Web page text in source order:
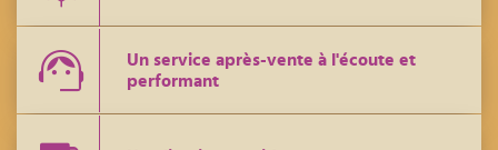
Un service après-vente à l'écoute et
performant